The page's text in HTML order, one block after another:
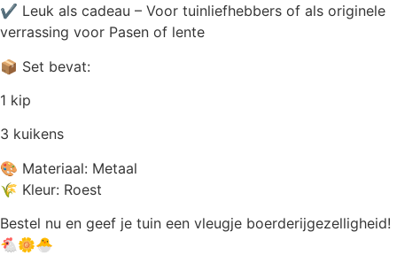
✔ Leuk als cadeau – Voor tuinliefhebbers of als originele
verrassing voor Pasen of lente
📦 Set bevat:
1 kip
3 kuikens
🎨 Materiaal: Metaal
🌾 Kleur: Roest
Bestel nu en geef je tuin een vleugje boerderijgezelligheid!
🐔🌼🐣